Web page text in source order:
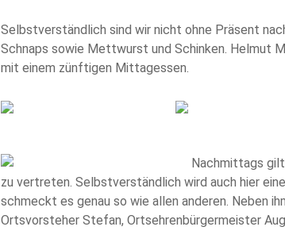
Selbstverständlich sind wir nicht ohne Präsent
Schnaps sowie Mettwurst und Schinken. Helmut
mit einem zünftigen Mittagessen.
Nachmittags gilt
zu vertreten. Selbstverständlich wird auch hier
schmeckt es genau so wie allen anderen. Neben
Ortsvorsteher Stefan, Ortsehrenbürgermeister